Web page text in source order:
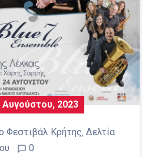
Αυγούστου, 2023
Φεστιβάλ Κρήτης‚ Δελτία
0